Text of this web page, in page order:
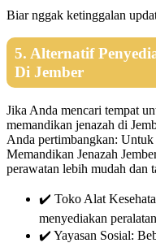
Biar nggak ketinggalan
5. Alternatif
Di Jember
Jika Anda mencari tempat
memandikan jenazah di
Anda pertimbangkan:
Memandikan Jenazah
perawatan lebih mudah dan
✔️ Toko Alat
menyediakan
✔️ Yayasan Sosial: